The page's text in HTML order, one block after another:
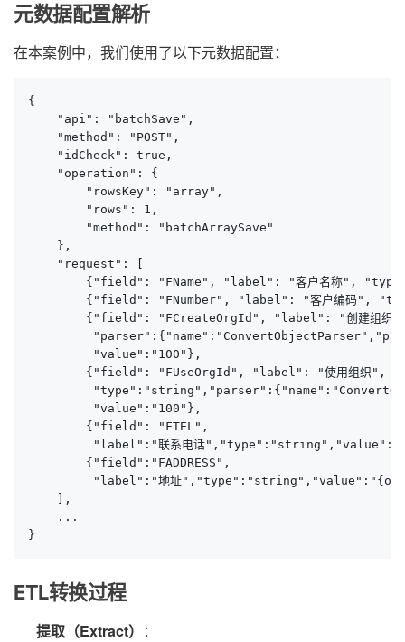
元数据配置解析
在本案例中，我们使用了以下元数据配置：
{
    "api": "batchSave",
    "method": "POST",
    "idCheck": true,
    "operation": {
        "rowsKey": "array",
        "rows": 1,
        "method": "batchArraySave"
    },
    "request": [
{"field": "FName", "label": "客户名称",
{"field": "FNumber", "label": "客户编码",
{"field": "FCreateOrgId", "label": "创建组
         "value":"100"},
        {"field": "FUseOrgId", "label": "使用组织",
         "value":"100"},
        {"field": "FTEL",
"label":"联系电话
        {"field":"FADDRESS",
"label":"地址
    ],
    ...
}
ETL转换过程
提取（Extract） ：